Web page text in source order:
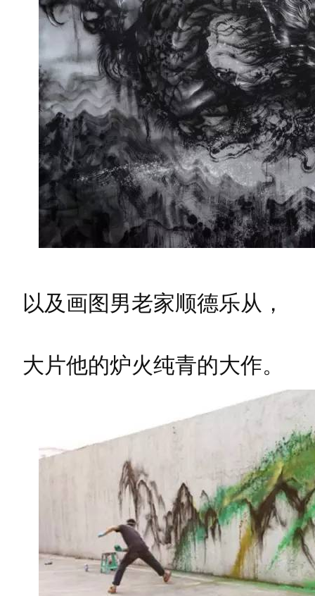
以及画图男老家顺德乐从，
大片他的炉火纯青的大作。